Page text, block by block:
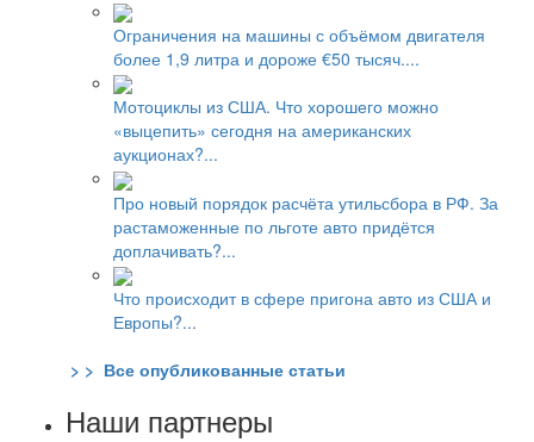
Ограничения на машины с объёмом двигателя
более 1,9 литра и дороже €50 тысяч....
Мотоциклы из США. Что хорошего можно
«выцепить» сегодня на американских
аукционах?...
Про новый порядок расчёта утильсбора в РФ. За
растаможенные по льготе авто придётся
доплачивать?...
Что происходит в сфере пригона авто из США и
Европы?...
> > Все опубликованные статьи
Наши партнеры